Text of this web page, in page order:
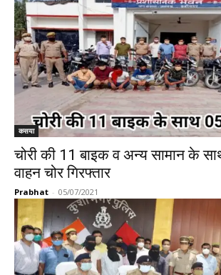
कसया
चोरी की 11 बाइक व अन्य सामान के
वाहन चोर गिरफ्तार
Prabhat - 05/07/2021